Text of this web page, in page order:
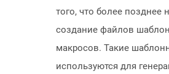
того, что более позднее
создание файлов
макросов. Такие
используются для